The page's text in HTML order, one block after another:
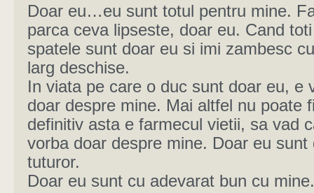
Doar eu…eu sunt totul pentru mine.
parca ceva lipseste, doar eu. Cand
spatele sunt doar eu si imi zambesc
larg deschise.
In viata pe care o duc sunt doar eu, e
doar despre mine. Mai altfel nu poate
definitiv asta e farmecul vietii, sa vad
vorba doar despre mine. Doar eu sunt
tuturor.
Doar eu sunt cu adevarat bun cu